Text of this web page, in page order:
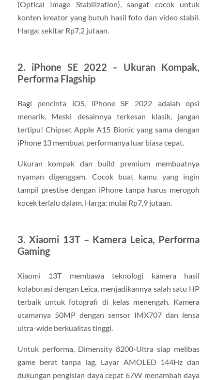
(Optical Image Stabilization), sangat cocok untuk
konten kreator yang butuh hasil foto dan video stabil.
Harga: sekitar Rp7,2 jutaan.
2. iPhone SE 2022 – Ukuran Kompak,
Performa Flagship
Bagi pencinta iOS, iPhone SE 2022 adalah opsi
menarik. Meski desainnya terkesan klasik, jangan
tertipu! Chipset Apple A15 Bionic yang sama dengan
iPhone 13 membuat performanya luar biasa cepat.
Ukuran kompak dan build premium membuatnya
nyaman digenggam. Cocok buat kamu yang ingin
tampil prestise dengan iPhone tanpa harus merogoh
kocek terlalu dalam. Harga: mulai Rp7,9 jutaan.
3. Xiaomi 13T – Kamera Leica, Performa
Gaming
Xiaomi 13T membawa teknologi kamera hasil
kolaborasi dengan Leica, menjadikannya salah satu HP
terbaik untuk fotografi di kelas menengah. Kamera
utamanya 50MP dengan sensor IMX707 dan lensa
ultra-wide berkualitas tinggi.
Untuk performa, Dimensity 8200-Ultra siap melibas
game berat tanpa lag. Layar AMOLED 144Hz dan
dukungan pengisian daya cepat 67W menambah daya